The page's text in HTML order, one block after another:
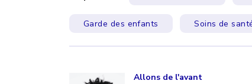
Garde des enfants Soins de
Allons de l'avant